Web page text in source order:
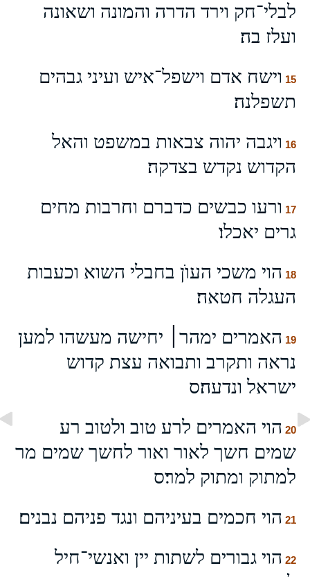
לבלי־חק וירד הדרה והמונה ושאונה
ועלז בה׃
15 וישח אדם וישפל־איש ועיני גבהים
תשפלנה׃
16 ויגבה יהוה צבאות במשפט והאל
הקדוש נקדש בצדקה׃
17 ורעו כבשים כדברם וחרבות מחים
גרים יאכלו׃
18 הוי משכי העוֺן בחבלי השוא וכעבות
העגלה חטאה׃
19 האמרים ימהר׀ יחישה מעשהו למען
נראה ותקרב ותבואה עצת קדוש
ישראל ונדעה׃ס
20 הוי האמרים לרע טוב ולטוב רע
שמים חשך לאור ואור לחשך שמים מר
למתוק ומתוק למר׃ס
21 הוי חכמים בעיניהם ונגד פניהם נבנים׃
22 הוי גבורים לשתות יין ואנשי־חיל